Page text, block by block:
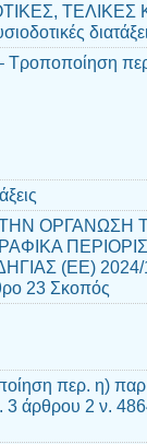
ΤΕΛΙΚΕΣ
– Τροποποίηση
ΟΡΓΑΝΩΣΗ
(ΕΕ)
23 Σκοπός
περ. η)
3 άρθρου 2 ν.